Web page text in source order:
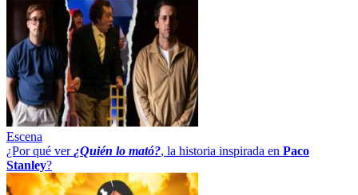
Escena
¿Por qué ver¿Quién lo mató?, la historia inspirada en Paco
Stanley?